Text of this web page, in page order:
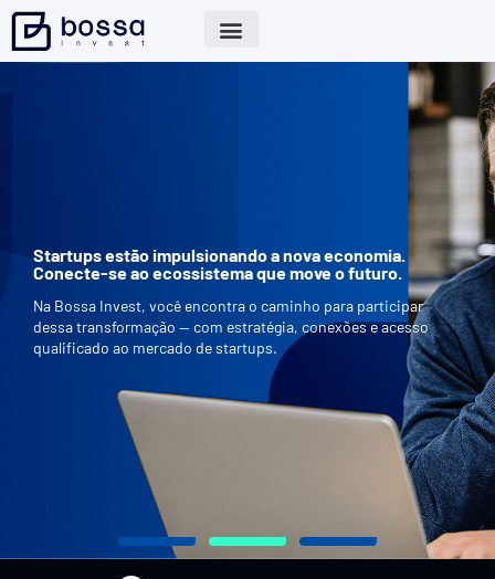
Startups estão impulsionando a nova economia.
Conecte-se ao ecossistema que move o futuro.
Na Bossa Invest, você encontra o caminho para participar
dessa transformação — com estratégia, conexões e acesso
qualificado ao mercado de startups.